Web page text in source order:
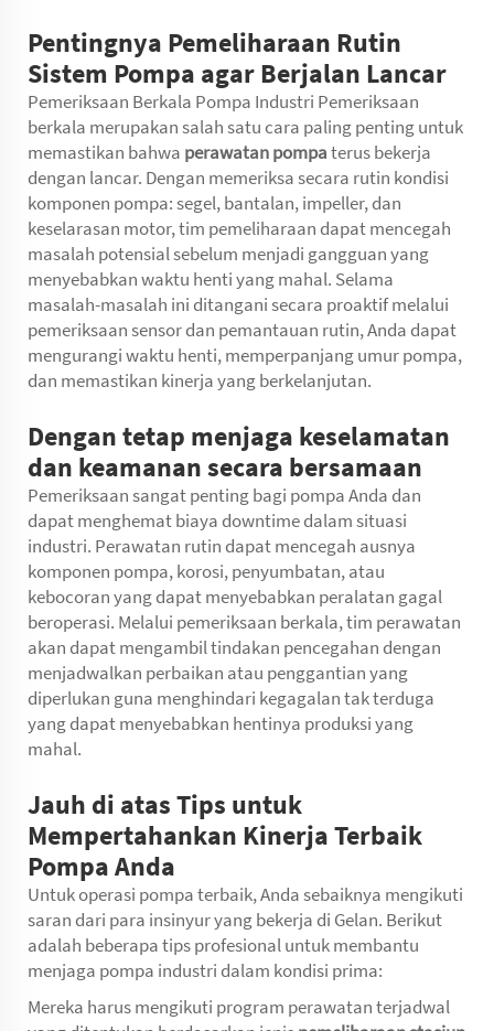
Pentingnya Pemeliharaan Rutin
Sistem Pompa agar Berjalan Lancar
Pemeriksaan Berkala Pompa Industri Pemeriksaan
berkala merupakan salah satu cara paling penting untuk
memastikan bahwa perawatan pompaterus bekerja
dengan lancar. Dengan memeriksa secara rutin kondisi
komponen pompa: segel, bantalan, impeller, dan
keselarasan motor, tim pemeliharaan dapat mencegah
masalah potensial sebelum menjadi gangguan yang
menyebabkan waktu henti yang mahal. Selama
masalah-masalah ini ditangani secara proaktif melalui
pemeriksaan sensor dan pemantauan rutin, Anda dapat
mengurangi waktu henti, memperpanjang umur pompa,
dan memastikan kinerja yang berkelanjutan.
Dengan tetap menjaga keselamatan
dan keamanan secara bersamaan
Pemeriksaan sangat penting bagi pompa Anda dan
dapat menghemat biaya downtime dalam situasi
industri. Perawatan rutin dapat mencegah ausnya
komponen pompa, korosi, penyumbatan, atau
kebocoran yang dapat menyebabkan peralatan gagal
beroperasi. Melalui pemeriksaan berkala, tim perawatan
akan dapat mengambil tindakan pencegahan dengan
menjadwalkan perbaikan atau penggantian yang
diperlukan guna menghindari kegagalan tak terduga
yang dapat menyebabkan hentinya produksi yang
mahal.
Jauh di atas Tips untuk
Mempertahankan Kinerja Terbaik
Pompa Anda
Untuk operasi pompa terbaik, Anda sebaiknya mengikuti
saran dari para insinyur yang bekerja di Gelan. Berikut
adalah beberapa tips profesional untuk membantu
menjaga pompa industri dalam kondisi prima:
Mereka harus mengikuti program perawatan terjadwal